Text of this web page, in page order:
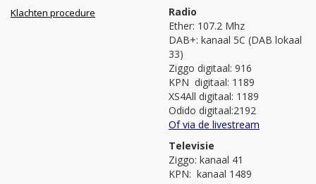
Klachten procedure
Radio
Ether: 107.2 Mhz
DAB+: kanaal 5C (DAB lokaal
33)
Ziggo digitaal: 916
KPN digitaal: 1189
XS4All digitaal: 1189
Odido digitaal:2192
Of via de livestream
Televisie
Ziggo: kanaal 41
KPN: kanaal 1489